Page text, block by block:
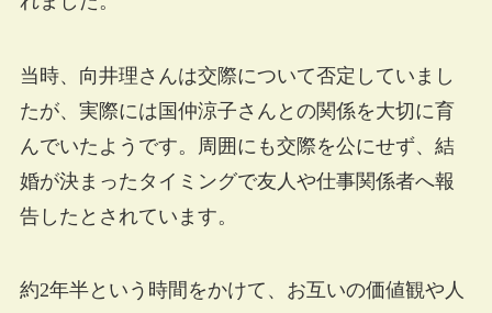
当時、向井理さんは交際について否定していまし
たが、実際には国仲涼子さんとの関係を大切に育
んでいたようです。周囲にも交際を公にせず、結
婚が決まったタイミングで友人や仕事関係者へ報
告したとされています。
約2年半という時間をかけて、お互いの価値観や人